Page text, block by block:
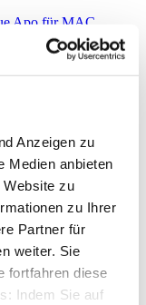
Anzeigen zu
Medien anbieten
Website zu
zu Ihrer
Partner für
weiter. Sie
fortfahren diese
Indem Sie auf
Apo für MAC